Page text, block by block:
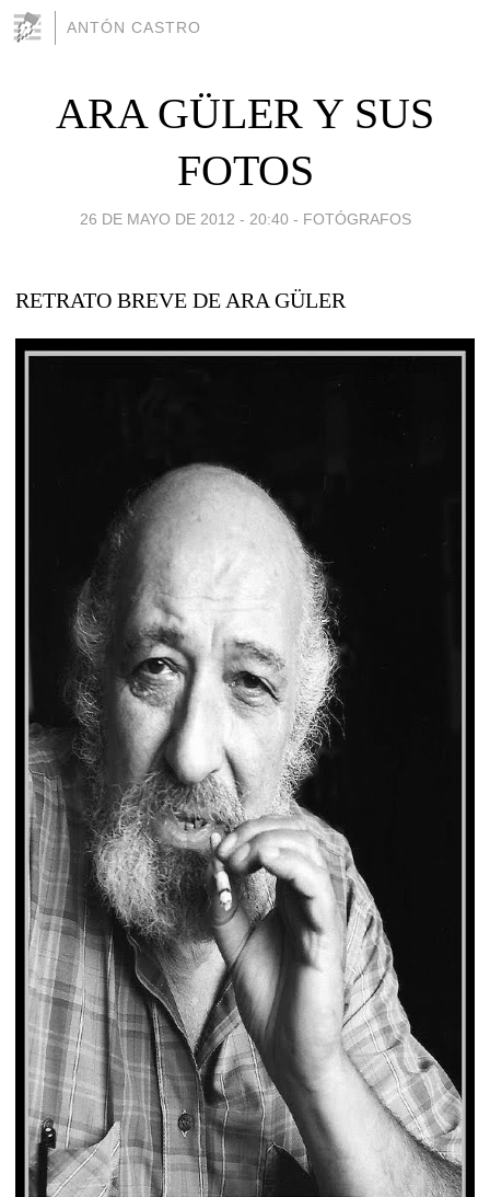
ANTÓN CASTRO
ARA GÜLER Y SUS
FOTOS
26 DE MAYO DE 2012 - 20:40 - FOTÓGRAFOS
RETRATO BREVE DE ARA GÜLER